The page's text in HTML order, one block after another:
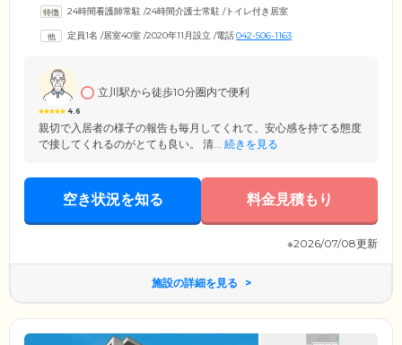
を作成・実施いたします。きめ細やかな介護を行うため、介護保険人員
す。また、先進IOT技術「眠りSCAN」を導入することで、夜間のトイレ
24時間看護師常駐 /24時間介護士常駐 /トイレ付き居室
定員1名 /居室40室 /2020年11月設立 /電話042-506-1163
4.6
立川駅から徒歩10分圏内で便利
親切で入居者の様子の報告も毎月してくれて、安心感を持てる態度
で接してくれるのがとても良い。 清... 続きを見る
空き状況を知る 料金見積もり
※2026/07/08更新
施設の詳細を見る